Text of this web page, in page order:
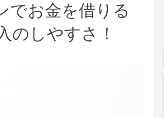
でお金を借りる
のしやすさ！